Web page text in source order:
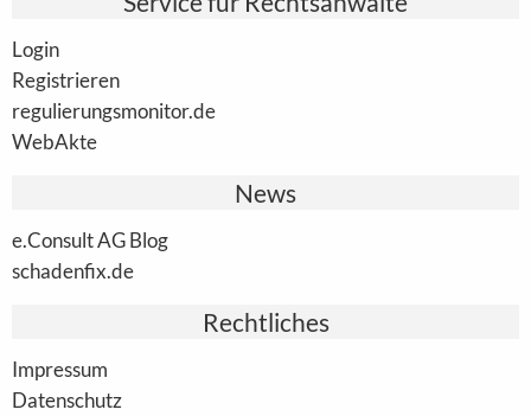
Login
Registrieren
regulierungsmonitor.de
WebAkte
News
e.Consult AG Blog
schadenfix.de
Rechtliches
Impressum
Datenschutz